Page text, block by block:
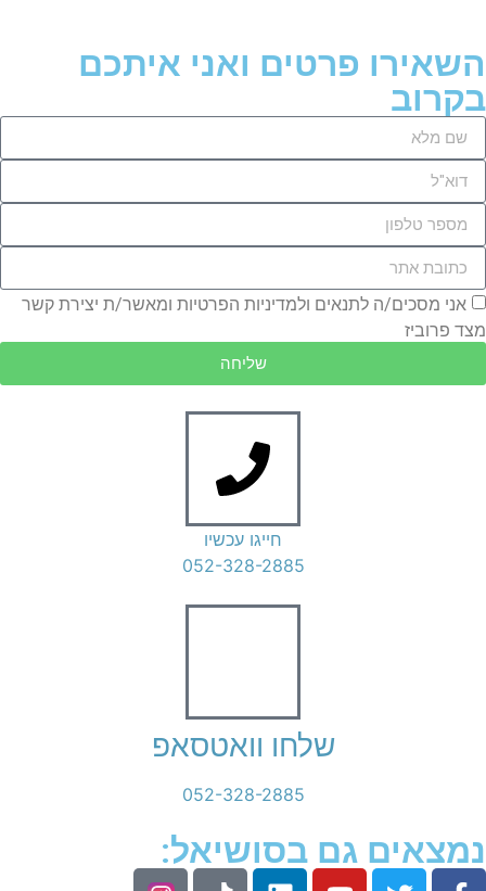
השאירו פרטים ואני איתכם
בקרוב
אני מסכים/ה לתנאים ולמדיניות הפרטיות ומאשר/ת יצירת קשר
מצד פרוביז
שליחה
חייגו עכשיו
052-328-2885
שלחו וואטסאפ
052-328-2885
נמצאים גם בסושיאל: